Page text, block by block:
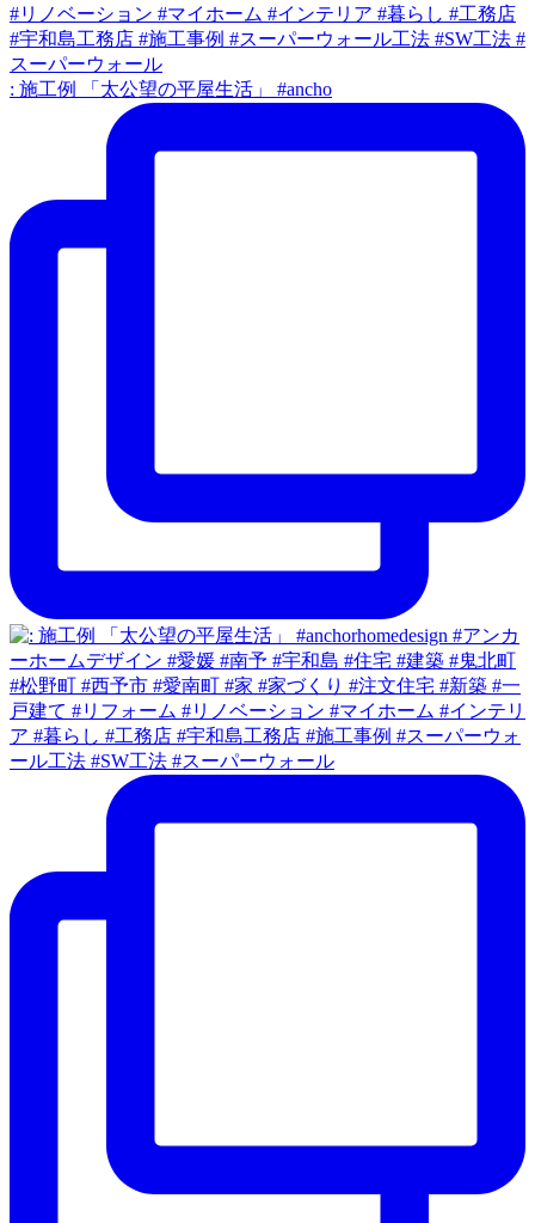
: 施工例 「太公望の平屋生活」 #ancho